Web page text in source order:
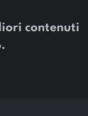
contenuti